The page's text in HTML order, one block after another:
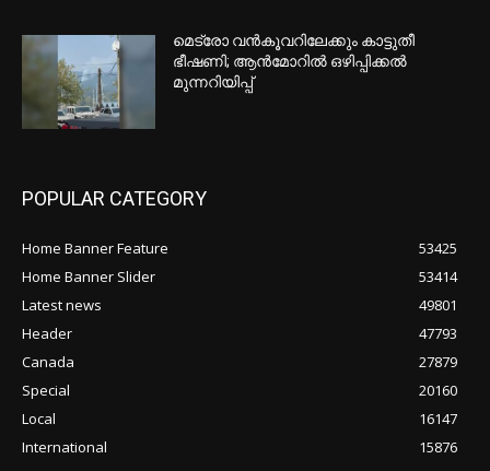
മെട്രോ വൻകൂവറിലേക്കും കാട്ടുതീ
ഭീഷണി; ആൻമോറിൽ ഒഴിപ്പിക്കൽ
മുന്നറിയിപ്പ്
POPULAR CATEGORY
Home Banner Feature
53425
Home Banner Slider
53414
Latest news
49801
Header
47793
Canada
27879
Special
20160
Local
16147
International
15876